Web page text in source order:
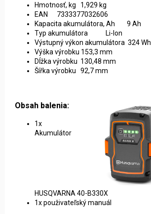
Hmotnosť, kg 1,929 kg
EAN 7333377032606
Kapacita akumulátora, Ah 9 Ah
Typ akumulátora Li-Ion
Výstupný výkon akumulátora 324 Wh
Výška výrobku 153,3 mm
Dĺžka výrobku 130,48 mm
Šířka výrobku 92,7 mm
Obsah balenia:
1x
Akumulátor
HUSQVARNA 40-B330X
1x použivateľský manuál